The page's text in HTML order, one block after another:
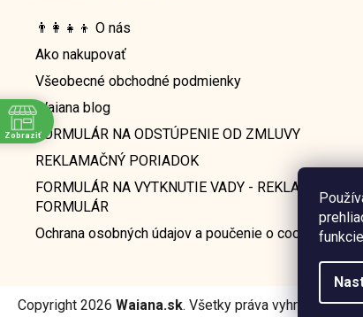
👨‍👩‍👧‍👦 O nás
Ako nakupovať
Všeobecné obchodné podmienky
Waiana blog
FORMULÁR NA ODSTÚPENIE OD ZMLUVY
REKLAMAČNÝ PORIADOK
FORMULÁR NA VYTKNUTIE VADY - REKLAMAČNÝ
FORMULÁR
Ochrana osobných údajov a poučenie o cookies
Copyright 2026 Waiana.sk. Všetky práva vyhradené.
Zobraziť